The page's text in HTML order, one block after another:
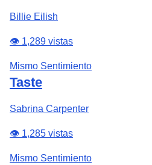
Billie Eilish
👁️ 1,289 vistas
Mismo Sentimiento
Taste
Sabrina Carpenter
👁️ 1,285 vistas
Mismo Sentimiento